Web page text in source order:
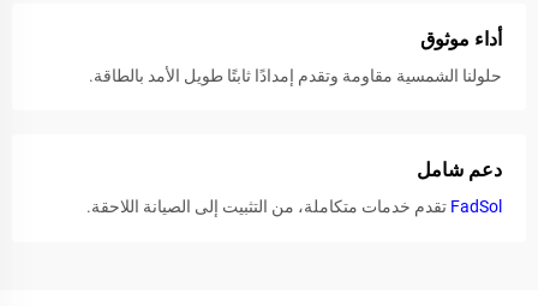
أداء موثوق
حلولنا الشمسية مقاومة وتقدم إمدادًا ثابتًا طويل الأمد بالطاقة.
دعم شامل
FadSolتقدم خدمات متكاملة، من التثبيت إلى الصيانة اللاحقة.